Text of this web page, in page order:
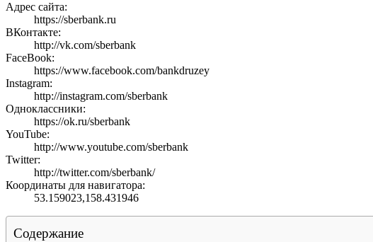
Адрес сайта:
https://sberbank.ru
ВКонтакте:
http://vk.com/sberbank
FaceBook:
https://www.facebook.com/bankdruzey
Instagram:
http://instagram.com/sberbank
Одноклассники:
https://ok.ru/sberbank
YouTube:
http://www.youtube.com/sberbank
Twitter:
http://twitter.com/sberbank/
Координаты для навигатора:
53.159023,158.431946
Содержание